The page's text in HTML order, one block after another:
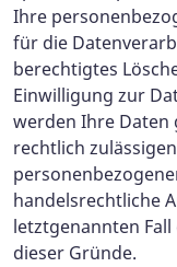
Ihre
für die
berechtigtes
Einwilligung zur
werden Ihre Daten
rechtlich
handelsrechtliche
letztgenannten
dieser Gründe.